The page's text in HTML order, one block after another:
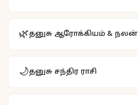
🌿தனுசு ஆரோக்கியம் & நலன்
🌙தனுசு சந்திர ராசி